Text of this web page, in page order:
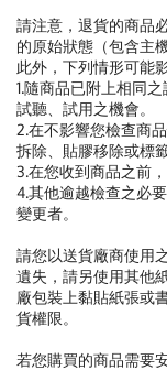
請注意，退貨的商品
的原始狀態（包含主
此外，下列情形可能
1.隨商品已附上相同
試聽、試用之機會。
2.在不影響您檢查商
拆除、貼膠移除或標
3.在您收到商品之前
4.其他逾越檢查之必
變更者。
請您以送貨廠商使用
遺失，請另使用其他
廠包裝上黏貼紙張或
貨權限。
若您購買的商品需要